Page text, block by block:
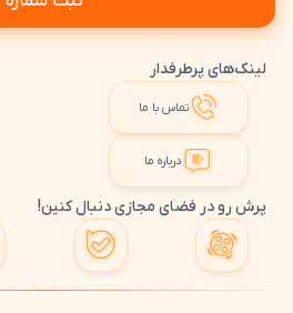
لینک‌های پرطرفدار
تماس با ما
درباره ما
پرش رو در فضای مجازی دنبال کنین!